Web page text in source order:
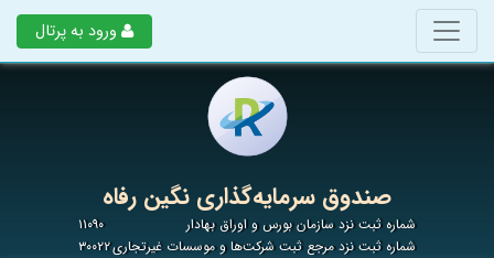
ورود به پرتال
صندوق سرمایه‌گذاری نگین رفاه
شماره ثبت نزد سازمان بورس و اوراق بهادار
۱۱۰۹۰
شماره ثبت نزد مرجع ثبت شرکت‌ها و موسسات غیرتجاری۳۰۰۲۲